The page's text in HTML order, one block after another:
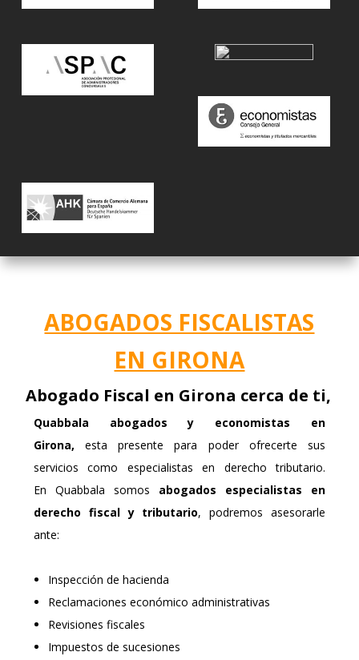
ABOGADOS FISCALISTAS
EN GIRONA
Abogado Fiscal en Girona cerca de ti,
Quabbala
abogados y economistas en
Girona, esta presente para poder ofrecerte sus
servicios como especialistas en derecho tributario.
En Quabbala somos abogados especialistas en
derecho fiscal y tributario, podremos asesorarle
ante:
Inspección de hacienda
Reclamaciones económico administrativas
Revisiones fiscales
Impuestos de sucesiones